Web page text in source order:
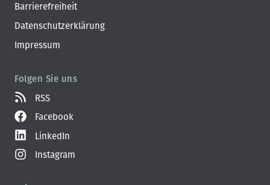
Barrierefreiheit
Datenschutzerklärung
Impressum
Folgen Sie uns
RSS
Facebook
LinkedIn
Instagram